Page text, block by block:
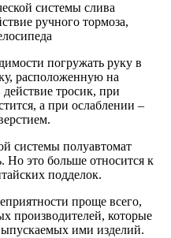
системы слива
ручного тормоза,
погружать руку в
расположенную на
тросик, при
а при ослаблении –
системы полуавтомат
Но это больше относится к
подделок.
проще всего,
производителей, которые
ими изделий.